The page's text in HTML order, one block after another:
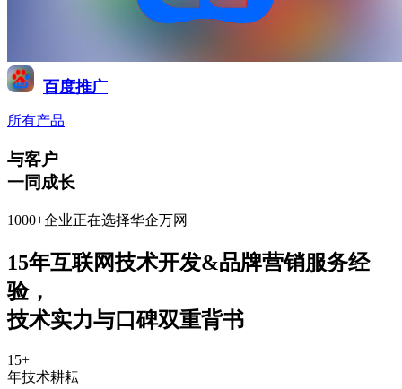
百度推广
所有产品
与客户
一同成长
1000+企业正在选择华企万网
15年互联网技术开发&品牌营销服务经
验，
技术实力与口碑双重背书
15+
年技术耕耘